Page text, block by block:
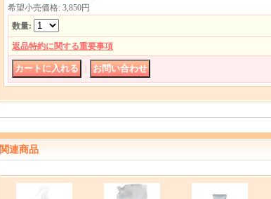
希望小売価格: 3,850円
数量:
返品特約に関する重要事項
関連商品